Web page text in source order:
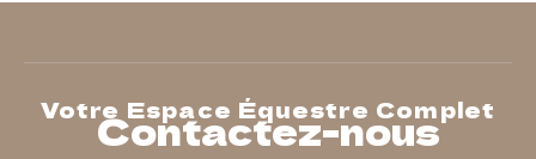
Votre Espace Équestre Complet
Contactez-nous